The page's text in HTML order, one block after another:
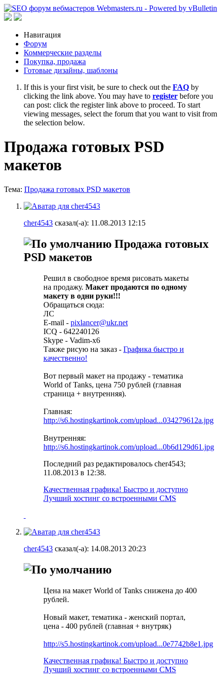
Навигация
Форум
Коммерческие разделы
Покупка, продажа
Готовые дизайны, шаблоны
If this is your first visit, be sure to check out the FAQ by
clicking the link above. You may have to register before you
can post: click the register link above to proceed. To start
viewing messages, select the forum that you want to visit from
the selection below.
Продажа готовых PSD
макетов
Тема: Продажа готовых PSD макетов
cher4543 сказал(-а): 11.08.2013 12:15
Продажа готовых
PSD макетов
Решил в свободное время рисовать макеты
на продажу. Макет продаются по одному
макету в одни руки!!!
Обращаться сюда:
ЛС
E-mail - pixlancer@ukr.net
ICQ - 642240126
Skype - Vadim-x6
Также рисую на заказ - Графика быстро и
качественно!
Вот первый макет на продажу - тематика
World of Tanks, цена 750 рублей (главная
страница + внутренняя).
Главная:
http://s6.hostingkartinok.com/upload...034279612a.jpg
Внутренняя:
http://s6.hostingkartinok.com/upload...0b6d129d61.jpg
Последний раз редактировалось cher4543;
11.08.2013 в 12:38.
Качественная графика! Быстро и доступно
Лучший хостинг со встроенными CMS
cher4543 сказал(-а): 14.08.2013 20:23
Цена на макет World of Tanks снижена до 400
рублей.
Новый макет, тематика - женский портал,
цена - 400 рублей (главная + внутряк)
http://s5.hostingkartinok.com/upload...0e7742b8e1.jpg
Качественная графика! Быстро и доступно
Лучший хостинг со встроенными CMS